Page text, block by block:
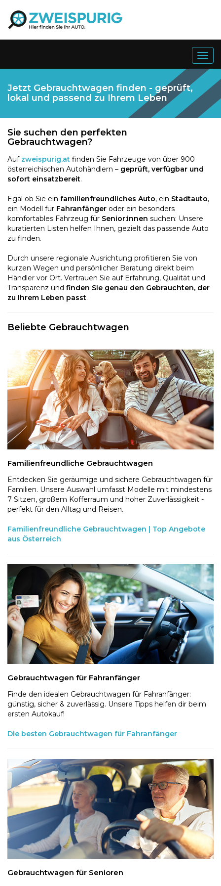
Jetzt Gebrauchtwagen finden - geprüft,
lokal und passend zu Ihrem Leben
Sie suchen den perfekten
Gebrauchtwagen?
Auf zweispurig.at finden Sie Fahrzeuge von über 900
österreichischen Autohändlern – geprüft, verfügbar und
sofort einsatzbereit.
Egal ob Sie ein familienfreundliches Auto, ein Stadtauto,
ein Modell für Fahranfänger oder ein besonders
komfortables Fahrzeug für Senior:innen suchen: Unsere
kuratierten Listen helfen Ihnen, gezielt das passende Auto
zu finden.
Durch unsere regionale Ausrichtung profitieren Sie von
kurzen Wegen und persönlicher Beratung direkt beim
Händler vor Ort. Vertrauen Sie auf Erfahrung, Qualität und
Transparenz und finden Sie genau den Gebrauchten, der
zu Ihrem Leben passt.
Beliebte Gebrauchtwagen
Familienfreundliche Gebrauchtwagen
Entdecken Sie geräumige und sichere Gebrauchtwagen für
Familien. Unsere Auswahl umfasst Modelle mit mindestens
7 Sitzen, großem Kofferraum und hoher Zuverlässigkeit -
perfekt für den Alltag und Reisen.
Familienfreundliche Gebrauchtwagen | Top Angebote
aus Österreich
Gebrauchtwagen für Fahranfänger
Finde den idealen Gebrauchtwagen für Fahranfänger:
günstig, sicher & zuverlässig. Unsere Tipps helfen dir beim
ersten Autokauf!
Die besten Gebrauchtwagen für Fahranfänger
Gebrauchtwagen für Senioren